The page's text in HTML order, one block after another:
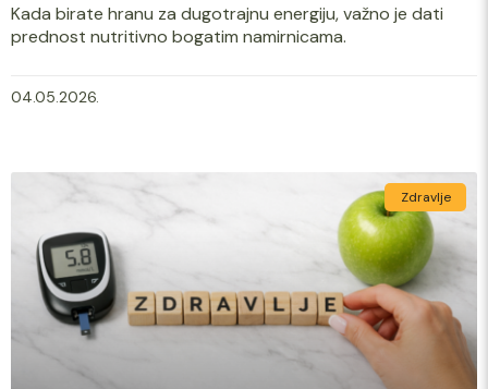
Kada birate hranu za dugotrajnu energiju, važno je dati
prednost nutritivno bogatim namirnicama.
04.05.2026.
Zdravlje